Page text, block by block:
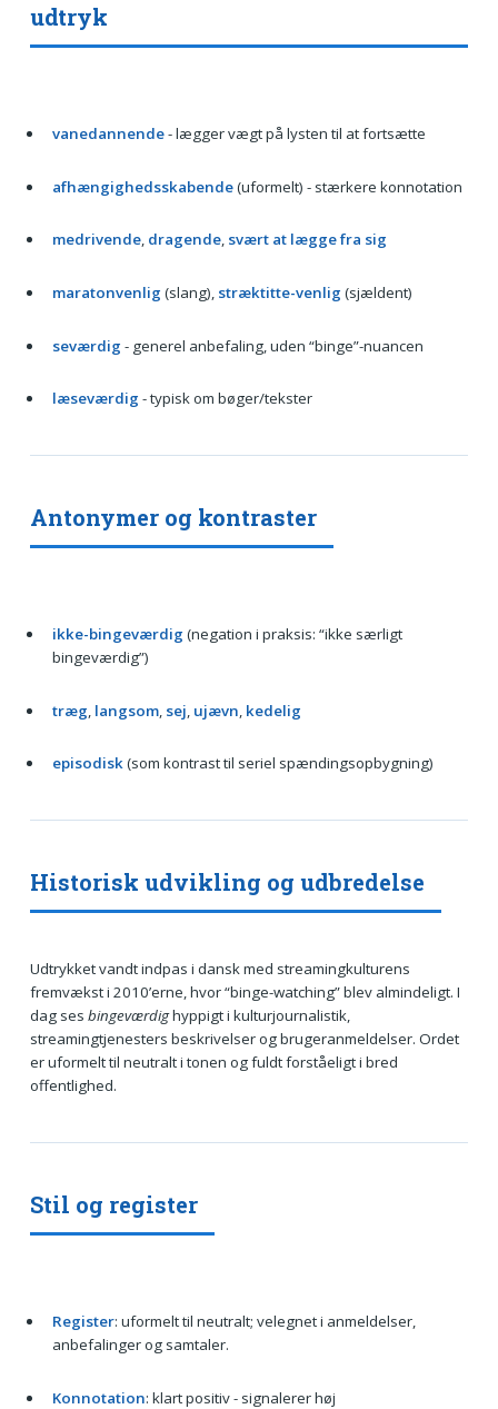
udtryk
vanedannende- lægger vægt på lysten til at fortsætte
afhængighedsskabende(uformelt) - stærkere konnotation
medrivende, dragende, svært at lægge fra sig
maratonvenlig (slang), stræktitte-venlig (sjældent)
seværdig - generel anbefaling, uden “binge”-nuancen
læseværdig - typisk om bøger/tekster
Antonymer og kontraster
ikke-bingeværdig (negation i praksis: “ikke særligt
bingeværdig”)
træg langsom, sej ujævn kedelig
episodisk(som kontrast til seriel spændingsopbygning)
Historisk udvikling og udbredelse
Udtrykket vandt indpas i dansk med streamingkulturens
fremvækst i 2010’erne, hvor “binge-watching” blev almindeligt. I
dag ses bingeværdighyppigt i kulturjournalistik,
streamingtjenesters beskrivelser og brugeranmeldelser. Ordet
er uformelt til neutralt i tonen og fuldt forståeligt i bred
offentlighed.
Stil og register
Register: uformelt til neutralt; velegnet i anmeldelser,
anbefalinger og samtaler.
Konnotation: klart positiv - signalerer høj